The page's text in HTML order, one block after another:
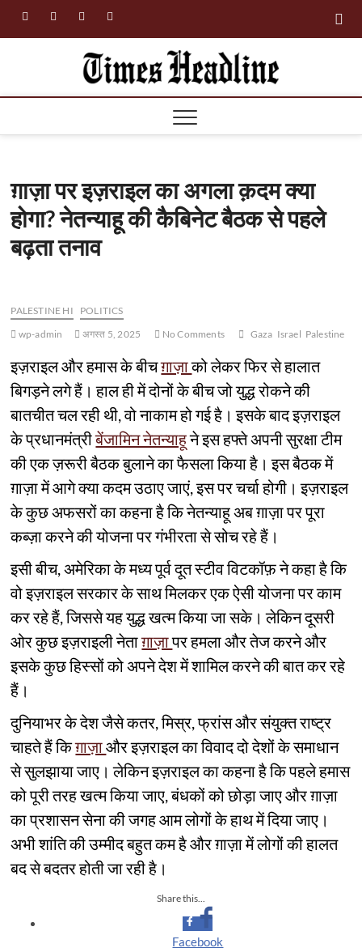
facebookinstagramtwitterlinkedin
ग़ाज़ा पर इज़राइल का अगला क़दम क्या
होगा? नेतन्याहू की कैबिनेट बैठक से पहले
बढ़ता तनाव
PALESTINE HI
POLITICS
wp-admin
अगस्त 5, 2025 No Comments Gaza Israel Palestine
इज़राइल और हमास के बीचग़ाज़ाको लेकर फिर से हालात
बिगड़ने लगे हैं। हाल ही में दोनों के बीच जो युद्ध रोकने की
बातचीत चल रही थी, वो नाकाम हो गई है। इसके बाद इज़राइल
के प्रधानमंत्रीबेंजामिन नेतन्याहूने इस हफ्ते अपनी सुरक्षा टीम
की एक ज़रूरी बैठक बुलाने का फैसला किया है। इस बैठक में
ग़ाज़ा में आगे क्या कदम उठाए जाएं, इस पर चर्चा होगी। इज़राइल
के कुछ अफसरों का कहना है कि नेतन्याहू अब ग़ाज़ा पर पूरा
कब्ज़ा करने की योजना पर गंभीरता से सोच रहे हैं।
इसी बीच, अमेरिका के मध्य पूर्व दूत स्टीव विटकॉफ़ ने कहा है कि
वो इज़राइल सरकार के साथ मिलकर एक ऐसी योजना पर काम
कर रहे हैं, जिससे यह युद्ध खत्म किया जा सके। लेकिन दूसरी
ओर कुछ इज़राइली नेताग़ाज़ापर हमला और तेज करने और
इसके कुछ हिस्सों को अपने देश में शामिल करने की बात कर रहे
हैं।
दुनियाभर के देश जैसे कतर, मिस्र, फ्रांस और संयुक्त राष्ट्र
चाहते हैं किग़ाज़ाऔर इज़राइल का विवाद दो देशों के समाधान
से सुलझाया जाए। लेकिन इज़राइल का कहना है कि पहले हमास
को पूरी तरह खत्म किया जाए, बंधकों को छोड़ा जाए और ग़ाज़ा
का प्रशासन सेना की जगह आम लोगों के हाथ में दिया जाए।
अभी शांति की उम्मीद बहुत कम है और ग़ाज़ा में लोगों की हालत
बद से बदतर होती जा रही है।
Share this...
Facebook